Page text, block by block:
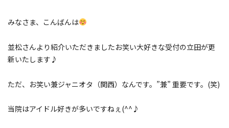
みなさま、こんばんは
並松さんより紹介いただきましたお笑い大好きな受付の立田が更
新いたします♪
ただ、お笑い兼ジャニオタ（関西）なんです。”兼” 重要です。(笑)
当院はアイドル好きが多いですねぇ(^^♪